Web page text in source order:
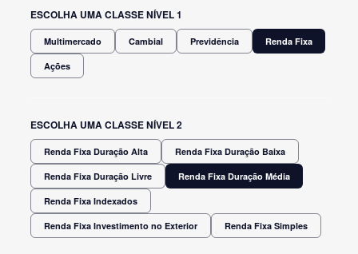
ESCOLHA UMA CLASSE NÍVEL 1
Multimercado Cambial Previdência Renda Fixa
Ações
ESCOLHA UMA CLASSE NÍVEL 2
Renda Fixa Duração Alta Renda Fixa Duração Baixa
Renda Fixa Duração Livre Renda Fixa Duração Média
Renda Fixa Indexados
Renda Fixa Investimento no Exterior Renda Fixa Simples